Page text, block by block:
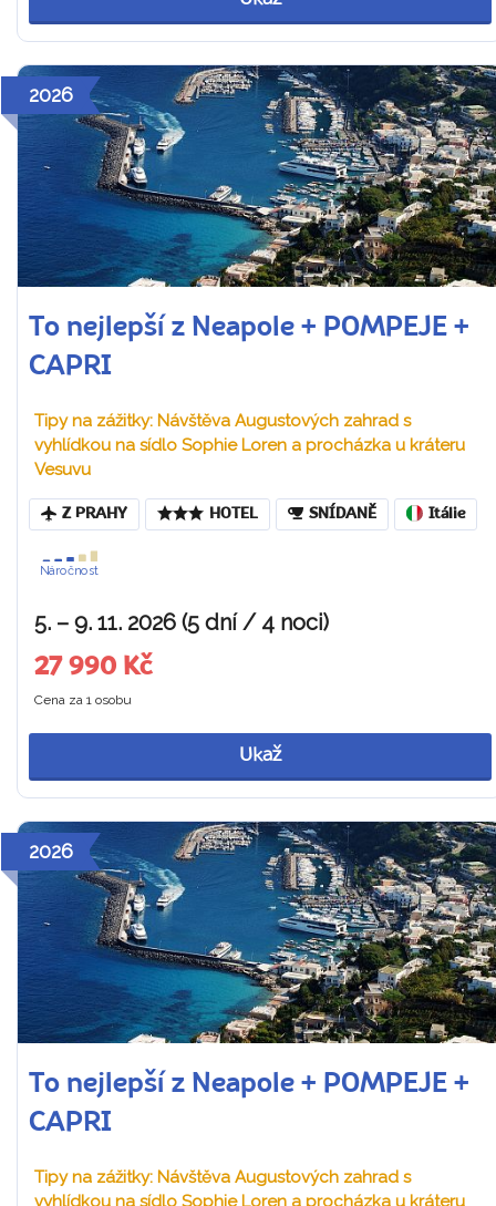
2026
To nejlepší z Neapole + POMPEJE +
CAPRI
Tipy na zážitky: Návštěva Augustových zahrad s
vyhlídkou na sídlo Sophie Loren a procházka u kráteru
Vesuvu
Z PRAHY HOTEL SNÍDANĚ Itálie
Náročnost
5. – 9. 11. 2026 (5 dní / 4 noci)
27 990 Kč
Cena za 1 osobu
Ukaž
2026
To nejlepší z Neapole + POMPEJE +
CAPRI
Tipy na zážitky: Návštěva Augustových zahrad s
vyhlídkou na sídlo Sophie Loren a procházka u kráteru